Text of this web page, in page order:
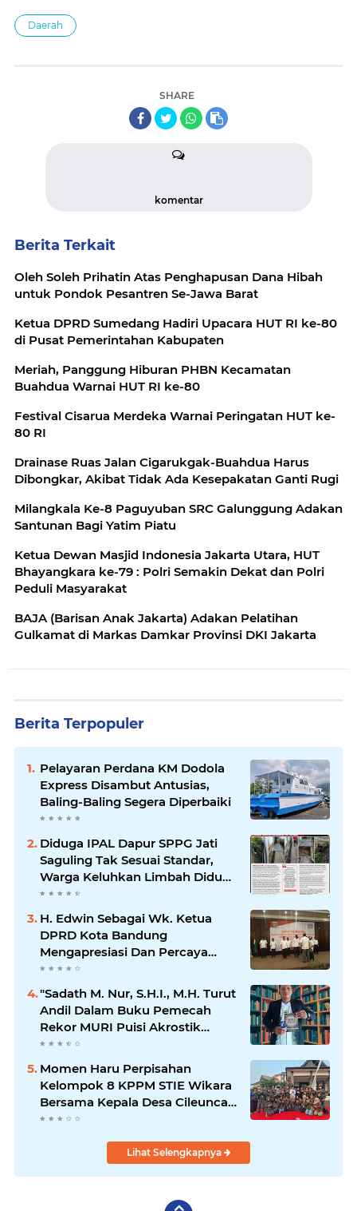
Daerah
SHARE
komentar
Berita Terkait
Oleh Soleh Prihatin Atas Penghapusan Dana Hibah
untuk Pondok Pesantren Se-Jawa Barat
Ketua DPRD Sumedang Hadiri Upacara HUT RI ke-80
di Pusat Pemerintahan Kabupaten
Meriah, Panggung Hiburan PHBN Kecamatan
Buahdua Warnai HUT RI ke-80
Festival Cisarua Merdeka Warnai Peringatan HUT ke-
80 RI
Drainase Ruas Jalan Cigarukgak-Buahdua Harus
Dibongkar, Akibat Tidak Ada Kesepakatan Ganti Rugi
Milangkala Ke-8 Paguyuban SRC Galunggung Adakan
Santunan Bagi Yatim Piatu
Ketua Dewan Masjid Indonesia Jakarta Utara, HUT
Bhayangkara ke-79 : Polri Semakin Dekat dan Polri
Peduli Masyarakat
BAJA (Barisan Anak Jakarta) Adakan Pelatihan
Gulkamat di Markas Damkar Provinsi DKI Jakarta
Berita Terpopuler
Pelayaran Perdana KM Dodola
Express Disambut Antusias,
Baling-Baling Segera Diperbaiki
Diduga IPAL Dapur SPPG Jati
Saguling Tak Sesuai Standar,
Warga Keluhkan Limbah Diduga
Mengalir ke Sungai
H. Edwin Sebagai Wk. Ketua
DPRD Kota Bandung
Mengapresiasi Dan Percaya
Penuh Kepada Kepemimpinan
Lpm Kota Bandung Periode
2021-2026
"Sadath M. Nur, S.H.I., M.H. Turut
Andil Dalam Buku Pemecah
Rekor MURI Puisi Akrostik
Terbanyak
Momen Haru Perpisahan
Kelompok 8 KPPM STIE Wikara
Bersama Kepala Desa Cileunca
di Kecamatan Bojong
Lihat Selengkapnya